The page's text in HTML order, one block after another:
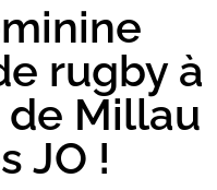
rugby à
de Millau
JO !